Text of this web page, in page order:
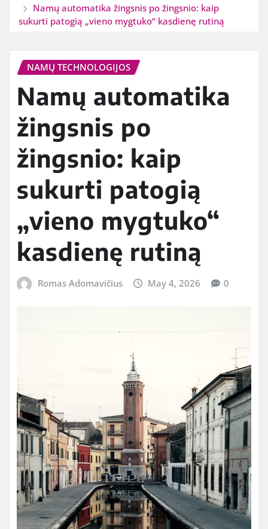
Namų automatika žingsnis po žingsnio: kaip
sukurti patogią „vieno mygtuko“ kasdienę rutiną
NAMŲ TECHNOLOGIJOS
Namų automatika
žingsnis po
žingsnio: kaip
sukurti patogią
„vieno mygtuko“
kasdienę rutiną
Romas Adomavičius May 4, 2026 0